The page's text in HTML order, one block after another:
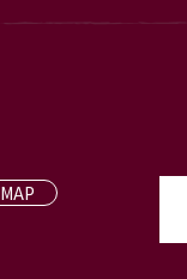
MAP